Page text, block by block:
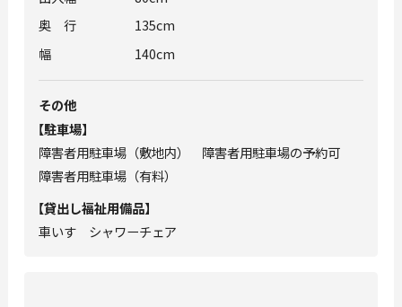
奥行
135cm
幅
140cm
その他
【駐⾞場】
障害者用駐車場（敷地内） 障害者用駐車場の予約可
障害者用駐車場（有料）
【貸出し福祉⽤備品】
⾞いす シャワーチェア